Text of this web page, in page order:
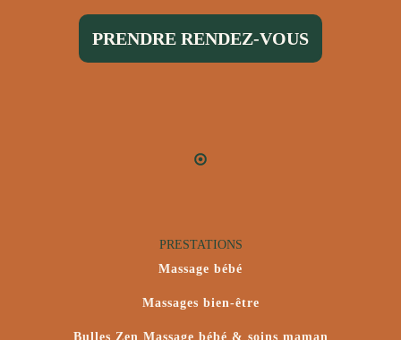
PRENDRE RENDEZ-VOUS
PRESTATIONS
Massage bébé
Massages bien-être
Bulles Zen Massage bébé & soins maman